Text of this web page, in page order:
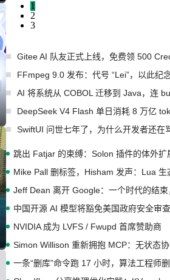
1
2
3
Gitee AI 队友正式上线，免费领 500
FFmpeg 9.0 发布：代号 “Lei”，以此纪
AI 将系统从 COBOL 迁移到 Java，连
DeepSeek V4 Flash 单日消耗 8 万亿
SwiftUI 问世七年了，为什么开发者还在
Jeff Dean 离开 Google：一个时代的结
中国开源 AI 模型将豁免美国政府安全审查
NVIDIA 成为 LVFS / Fwupd 首席赞助商
Simon Willison 重新拥抱 MCP：无状态
一条“删库”命令跑 17 小时，算法工程师